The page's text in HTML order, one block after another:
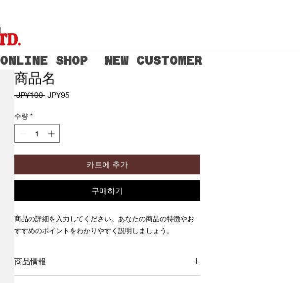
ONLINE SHOP NEW CUSTOMER
商品名
JP¥100 일반가
JP¥95할인가
수량 *
카트에 추가
구매하기
商品の詳細を入力してください。あなたの商品の特徴やお
すすめのポイントをわかりやすく説明しましょう。
商品情報